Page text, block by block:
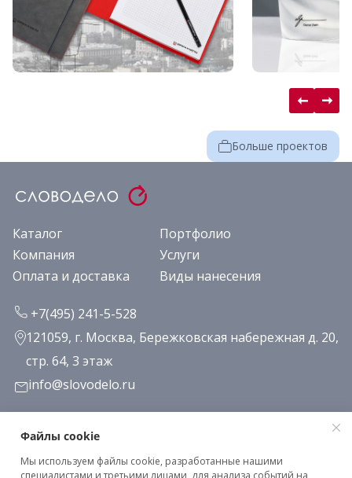
Больше проектов
Каталог
Портфолио
Компания
Услуги
Оплата и доставка
Виды нанесения
+7(495) 241-5-528
121059, г. Москва, Бережковская набережная д. 20,
стр. 64, 3 этаж
info@slovodelo.ru
Заказать звонок
Файлы cookie
Мы используем файлы cookie, разработанные нашими
специалистами и третьими лицами, для анализа событий на